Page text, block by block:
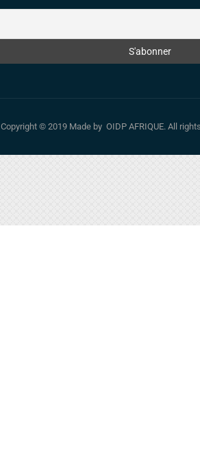
Copyright © 2019 Made by OIDP AFRIQUE. All